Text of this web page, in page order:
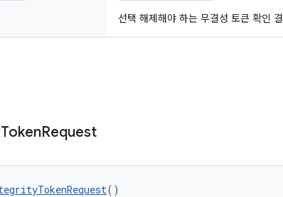
선택 해제해야 하는 무결성 토큰 확인
TokenRequest
()